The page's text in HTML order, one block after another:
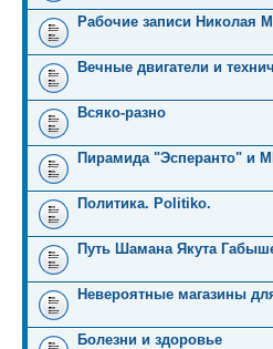
Рабочие записи Николая
Вечные двигатели и
Всяко-разно
Пирамида "Эсперанто" и
Политика. Politiko.
Путь Шамана Якута
Невероятные магазины
Болезни и здоровье